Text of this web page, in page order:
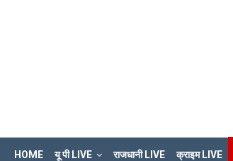
HOME यू पी LIVE राजधानी LIVE क्राइम LIVE